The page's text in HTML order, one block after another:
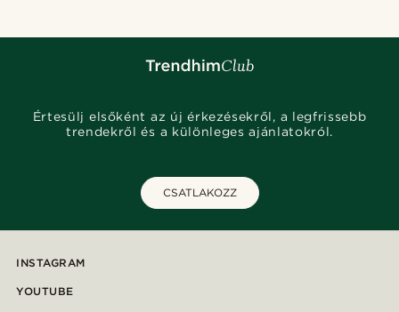
Értesülj elsőként az új érkezésekről, a legfrissebb
trendekről és a különleges ajánlatokról.
CSATLAKOZZ
INSTAGRAM
YOUTUBE